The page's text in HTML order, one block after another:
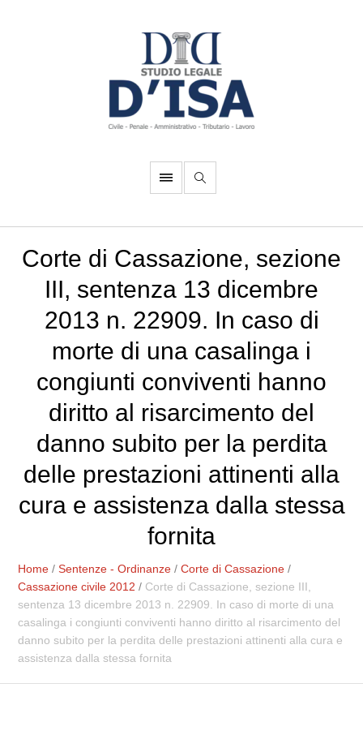
Corte di Cassazione, sezione
III, sentenza 13 dicembre
2013 n. 22909. In caso di
morte di una casalinga i
congiunti conviventi hanno
diritto al risarcimento del
danno subito per la perdita
delle prestazioni attinenti alla
cura e assistenza dalla stessa
fornita
Home /Sentenze - Ordinanze /Corte di Cassazione /
Cassazione civile 2012 / Corte di Cassazione, sezione III,
sentenza 13 dicembre 2013 n. 22909. In caso di morte di una
casalinga i congiunti conviventi hanno diritto al risarcimento del
danno subito per la perdita delle prestazioni attinenti alla cura e
assistenza dalla stessa fornita